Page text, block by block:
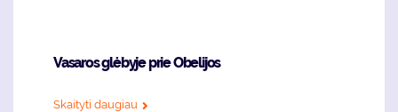
Vasaros glėbyje prie Obelijos
Skaityti daugiau